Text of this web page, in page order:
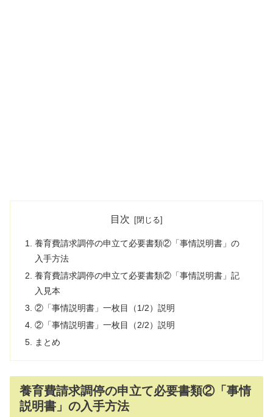
目次
養育費請求調停の申立て必要書類②「事情説明書」の
入手方法
養育費請求調停の申立て必要書類②「事情説明書」記
入見本
②「事情説明書」一枚目（1/2）説明
②「事情説明書」一枚目（2/2）説明
まとめ
養育費請求調停の申立て必要書類②「事情
説明書」の入手方法